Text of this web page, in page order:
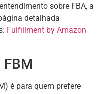
sobre FBA, a
detalhada
Fulfillment by Amazon
é para quem prefere